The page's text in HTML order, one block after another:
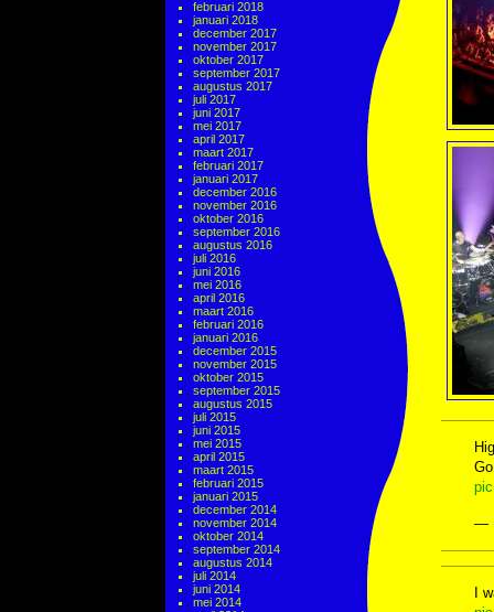
februari 2018
januari 2018
december 2017
november 2017
oktober 2017
september 2017
augustus 2017
juli 2017
juni 2017
mei 2017
april 2017
maart 2017
februari 2017
januari 2017
december 2016
november 2016
oktober 2016
september 2016
augustus 2016
juli 2016
juni 2016
mei 2016
april 2016
maart 2016
februari 2016
januari 2016
december 2015
november 2015
oktober 2015
september 2015
augustus 2015
juli 2015
juni 2015
mei 2015
april 2015
maart 2015
februari 2015
januari 2015
december 2014
november 2014
oktober 2014
september 2014
augustus 2014
juli 2014
juni 2014
mei 2014
—
I